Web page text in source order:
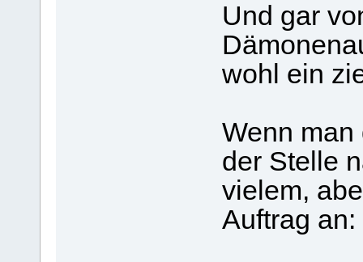
Und gar
wohl ein
Wenn
der Stelle
vielem,
Auftrag an: